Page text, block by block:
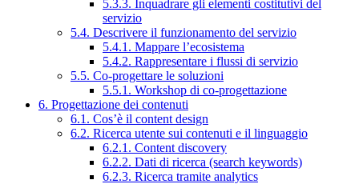
5.3.3. Inquadrare gli elementi costitutivi del
servizio
5.4. Descrivere il funzionamento del servizio
5.4.1. Mappare l’ecosistema
5.4.2. Rappresentare i flussi di servizio
5.5. Co-progettare le soluzioni
5.5.1. Workshop di co-progettazione
6. Progettazione dei contenuti
6.1. Cos’è il content design
6.2. Ricerca utente sui contenuti e il linguaggio
6.2.1. Content discovery
6.2.2. Dati di ricerca (search keywords)
6.2.3. Ricerca tramite analytics